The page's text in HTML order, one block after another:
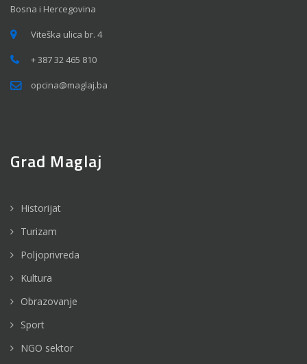
Bosna i Hercegovina
Viteška ulica br. 4
+ 387 32 465 810
opcina@maglaj.ba
Grad Maglaj
Historijat
Turizam
Poljoprivreda
Kultura
Obrazovanje
Sport
NGO sektor